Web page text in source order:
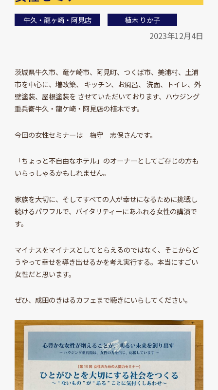
牛久・龍ヶ崎・阿見店 植木 りか子
2023年12月4日
茨城県牛久市、竜ケ崎市、阿見町、つくば市、美浦村、土浦
市を中心に、増改築、 キッチン、お風呂、 洗面、トイレ、外
壁塗装、屋根塗装を させていただいております、ハウジング
重兵衛牛久・龍ケ崎・阿見店の植木です。
今回の女性セミナーは 梅守 志保さんです。
「ちょっと不自由なホテル」のオーナーとしてご存じの方も
いらっしゃるかもしれません。
家族を大切に、そしてすべての人が幸せになるために挑戦し
続けるパワフルで、バイタリティーにあふれる女性の講演で
す。
マイナスをマイナスとしてとらえるのではなく、そこからど
うやって幸せを導き出せるかを考え実行する。本当にすごい
女性だと思います。
ぜひ、成田のきはるカフェまで聴きにいらしてください。